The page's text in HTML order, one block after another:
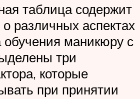
таблица содержит
различных аспектах
обучения маникюру с
три
которые
при принятии